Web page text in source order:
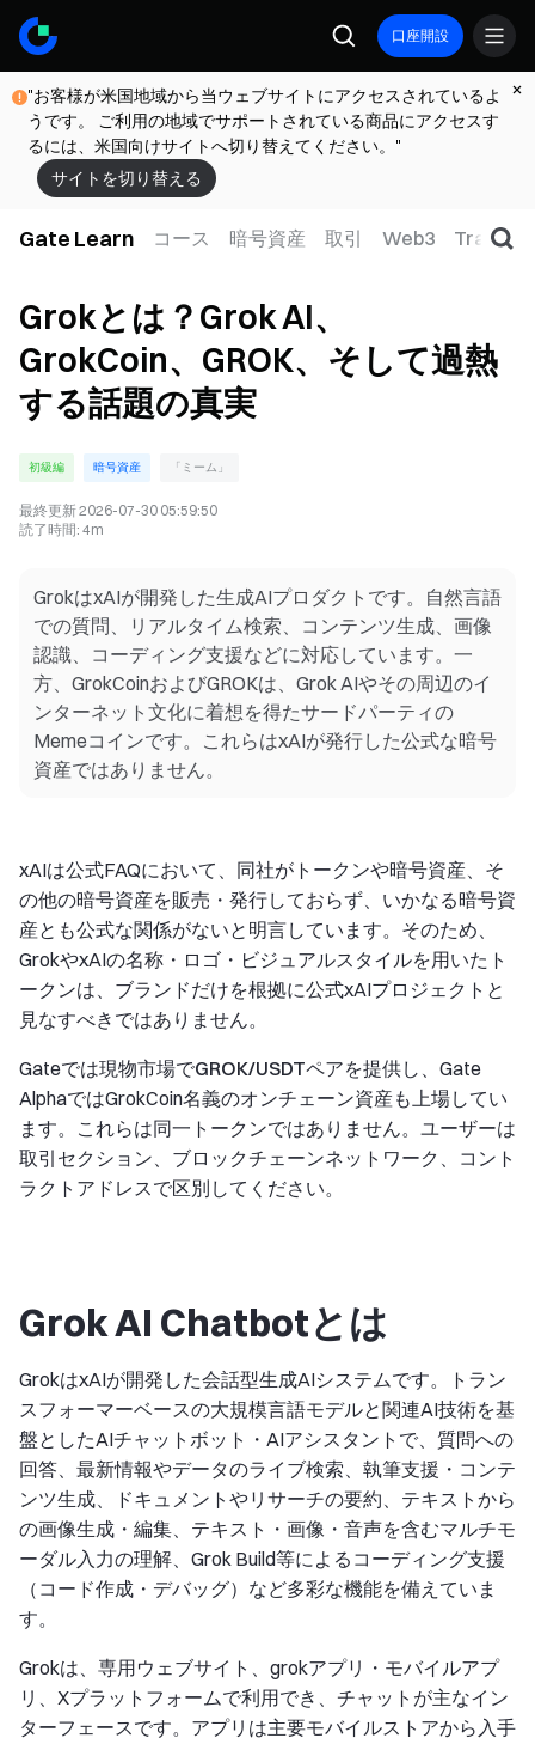
口座開設
"お客様が米国地域から当ウェブサイトにアクセスされているよ
うです。 ご利用の地域でサポートされている商品にアクセスす
るには、米国向けサイトへ切り替えてください。"
サイトを切り替える
Gate Learn コース 暗号資産 取引 Web3 TradFi
Grokとは？Grok AI、
GrokCoin、GROK、そして過熱
する話題の真実
初級編 暗号資産 「ミーム」
最終更新2026-07-30 05:59:50
読了時間: 4m
GrokはxAIが開発した生成AIプロダクトです。自然言語
での質問、リアルタイム検索、コンテンツ生成、画像
認識、コーディング支援などに対応しています。一
方、GrokCoinおよびGROKは、Grok AIやその周辺のイ
ンターネット文化に着想を得たサードパーティの
Memeコインです。これらはxAIが発行した公式な暗号
資産ではありません。
xAIは公式FAQにおいて、同社がトークンや暗号資産、そ
の他の暗号資産を販売・発行しておらず、いかなる暗号資
産とも公式な関係がないと明言しています。そのため、
GrokやxAIの名称・ロゴ・ビジュアルスタイルを用いたト
ークンは、ブランドだけを根拠に公式xAIプロジェクトと
見なすべきではありません。
Gateでは現物市場でGROK/USDTペアを提供し、Gate
AlphaではGrokCoin名義のオンチェーン資産も上場してい
ます。これらは同一トークンではありません。ユーザーは
取引セクション、ブロックチェーンネットワーク、コント
ラクトアドレスで区別してください。
Grok AI Chatbotとは
GrokはxAIが開発した会話型生成AIシステムです。トラン
スフォーマーベースの大規模言語モデルと関連AI技術を基
盤としたAIチャットボット・AIアシスタントで、質問への
回答、最新情報やデータのライブ検索、執筆支援・コンテ
ンツ生成、ドキュメントやリサーチの要約、テキストから
の画像生成・編集、テキスト・画像・音声を含むマルチモ
ーダル入力の理解、Grok Build等によるコーディング支援
（コード作成・デバッグ）など多彩な機能を備えていま
す。
Grokは、専用ウェブサイト、grokアプリ・モバイルアプ
リ、Xプラットフォームで利用でき、チャットが主なイン
ターフェースです。アプリは主要モバイルストアから入手